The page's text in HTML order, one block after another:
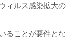
ィルス感染拡大の
ることが要件とな